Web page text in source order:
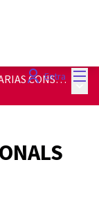
Entra
INFORMACIÓN Y ACTUALIZACIONES PRIMARIAS CONSEJEROS i CONSEJERAS 2023